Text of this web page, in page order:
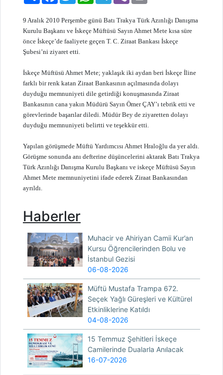
9 Aralık 2010 Perşembe günü Batı Trakya Türk Azınlığı Danışma
Kurulu Başkanı ve İskeçe Müftüsü Sayın Ahmet Mete kısa süre
önce İskeçe’de faaliyete geçen T. C. Ziraat Bankası İskeçe
Şubesi’ni ziyaret etti.
İskeçe Müftüsü Ahmet Mete; yaklaşık iki aydan beri İskeçe İline
farklı bir renk katan Ziraat Bankasının açılmasında dolayı
duyduğu memnuniyeti dile getirdiği konuşmasında Ziraat
Bankasının cana yakın Müdürü Sayın Ömer ÇAY’ı tebrik etti ve
görevlerinde başarılar diledi. Müdür Bey de ziyaretten dolayı
duyduğu memnuniyeti belirtti ve teşekkür etti.
Yapılan görüşmede Müftü Yardımcısı Ahmet Hraloğlu da yer aldı.
Görüşme sonunda anı defterine düşüncelerini aktarak Batı Trakya
Türk Azınlığı Danışma Kurulu Başkanı ve iskeçe Müftüsü Sayın
Ahmet Mete memnuniyetini ifade ederek Ziraat Bankasından
ayrıldı.
Haberler
Muhacir ve Ahiriyan Camii Kur’an
Kursu Öğrencilerinden Bolu ve
İstanbul Gezisi
06-08-2026
Müftü Mustafa Trampa 672.
Seçek Yağlı Güreşleri ve Kültürel
Etkinliklerine Katıldı
04-08-2026
15 Temmuz Şehitleri İskeçe
Camilerinde Dualarla Anılacak
16-07-2026